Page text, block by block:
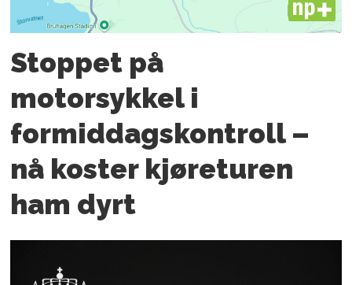
PLUS
Stoppet på
motorsykkel i
formiddagskontroll –
nå koster kjøreturen
ham dyrt